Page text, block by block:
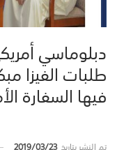
دبلوماسي
طلبات الفيزا
فيها السفارة